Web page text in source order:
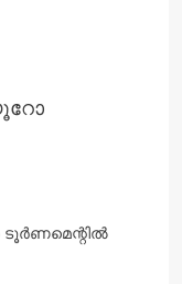
ടൂർണമെന്റിൽ